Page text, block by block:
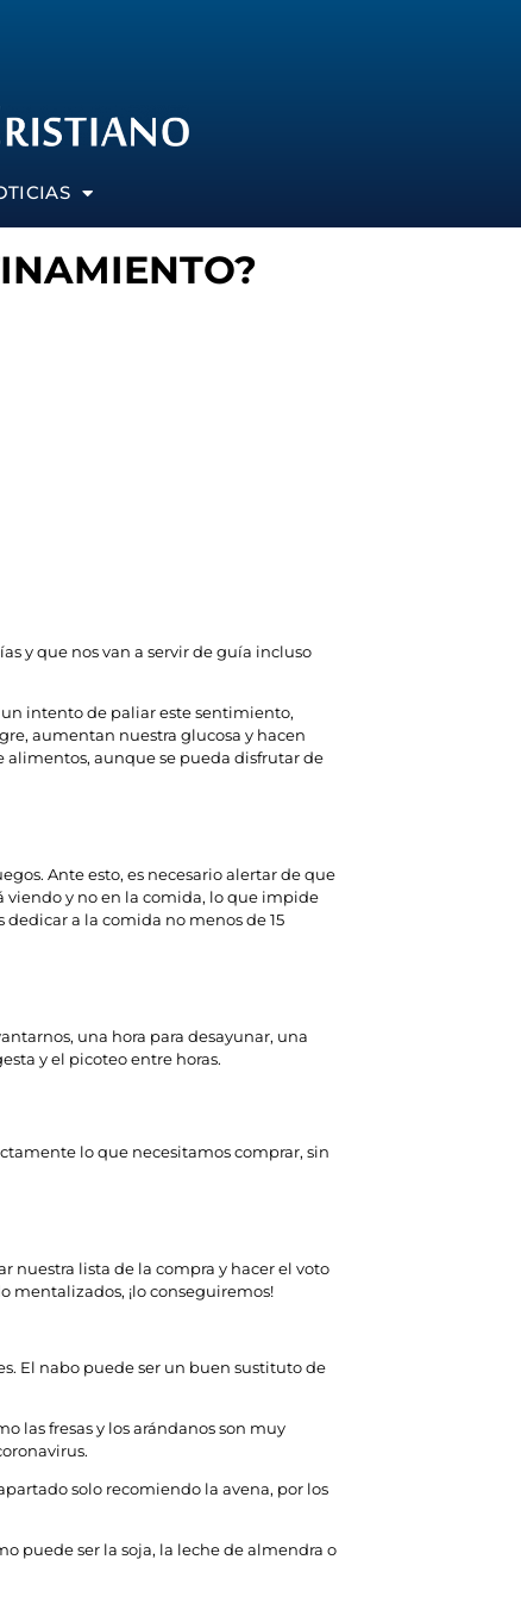
y que nos van a servir de guía incluso
intento de paliar este sentimiento,
aumentan nuestra glucosa y hacen
alimentos, aunque se pueda disfrutar de
Ante esto, es necesario alertar de que
viendo y no en la comida, lo que impide
a la comida no menos de 15
una hora para desayunar, una
y el picoteo entre horas.
lo que necesitamos comprar, sin
nuestra lista de la compra y hacer el voto
mentalizados, ¡lo conseguiremos!
El nabo puede ser un buen sustituto de
las fresas y los arándanos son muy
solo recomiendo la avena, por los
puede ser la soja, la leche de almendra o